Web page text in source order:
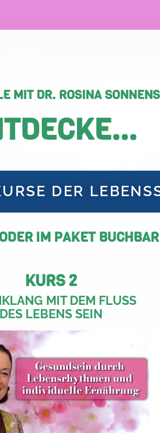
MIT DR. ROSINA
DER
IM PAKET BUCHBAR
KURS 2
MIT DEM FLUSS
DES LEBENS SEIN